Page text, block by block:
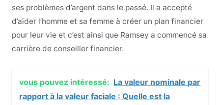
ses problèmes d’argent dans le passé. Il a accepté
d’aider l’homme et sa femme à créer un plan financier
pour leur vie et c’est ainsi que Ramsey a commencé sa
carrière de conseiller financier.
vous pouvez intéressé: La valeur nominale par
rapport à la valeur faciale : Quelle est la